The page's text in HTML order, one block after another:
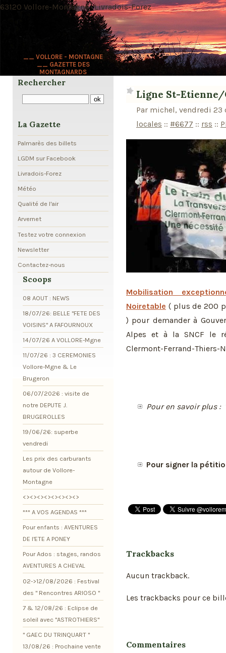
__ VOLLORE - MONTAGNE
__ GAZETTE DES
MONTAGNARDS
63120 Vollore-Montagne · Livradois-Forez
Ligne St-
Par michel, vendredi 23
locales :: #6677 :: rss ::
Mobilisation
Noiretable ( plus de 200
) pour demander à
Alpes et à la SNCF le
Clermont-Ferrand-Thiers-
Pour en savoir plus :
Pour signer la
Trackbacks
Aucun trackback.
Les trackbacks pour ce
Commentaires
Rechercher
La Gazette
Palmarès des billets
LGDM sur Facebook
Livradois-Forez
Météo
Qualité de l'air
Arvernet
Testez votre connexion
Newsletter
Contactez-nous
Scoops
08 AOUT : NEWS
18/07/26: BELLE "FETE DES
VOISINS" A FAFOURNOUX
14/07/26 A VOLLORE-Mgne
11/07/26 : 3 CEREMONIES
Vollore-Mgne & Le
Brugeron
06/07/2026 : visite de
notre DEPUTE J.
BRUGEROLLES
19/06/26: superbe
vendredi
Les prix des carburants
autour de Vollore-
Montagne
<><><><><><><><>
*** A VOS AGENDAS ***
Pour enfants : AVENTURES
DE l'ETE A PONEY
Pour Ados : stages, randos
AVENTURES A CHEVAL
02->12/08/2026 : Festival
des " Rencontres ARIOSO "
7 & 12/08/26 : Eclipse de
soleil avec "ASTROTHIERS"
" GAEC DU TRINQUART "
13/08/26 : Prochaine vente